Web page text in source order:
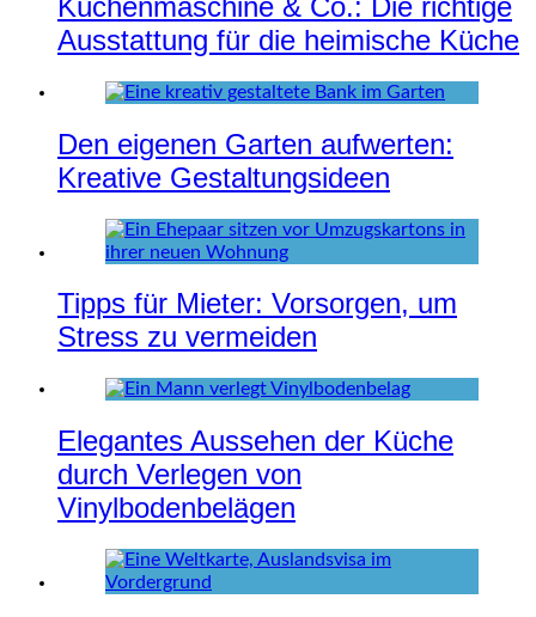
Ausstattung für die heimische Küche
Den eigenen Garten aufwerten:
Kreative Gestaltungsideen
Tipps für Mieter: Vorsorgen, um
Stress zu vermeiden
Elegantes Aussehen der Küche
durch Verlegen von
Vinylbodenbelägen